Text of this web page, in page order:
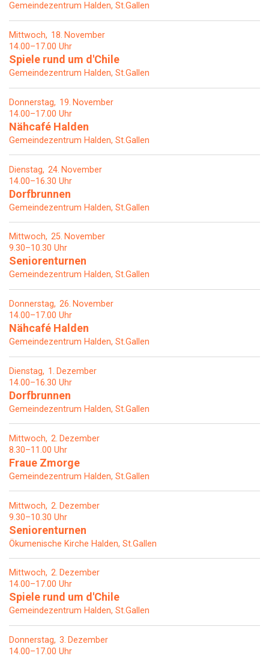
Gemeindezentrum Halden, St.Gallen
Mittwoch 18 November
14.00–17.00 Uhr
Spiele rund um d'Chile
Gemeindezentrum Halden, St.Gallen
Donnerstag 19 November
14.00–17.00 Uhr
Nähcafé Halden
Gemeindezentrum Halden, St.Gallen
Dienstag 24 November
14.00–16.30 Uhr
Dorfbrunnen
Gemeindezentrum Halden, St.Gallen
Mittwoch 25 November
9.30–10.30 Uhr
Seniorenturnen
Gemeindezentrum Halden, St.Gallen
Donnerstag 26 November
14.00–17.00 Uhr
Nähcafé Halden
Gemeindezentrum Halden, St.Gallen
Dienstag 1
Dezember
14.00–16.30 Uhr
Dorfbrunnen
Gemeindezentrum Halden, St.Gallen
Mittwoch 2 Dezember
8.30–11.00 Uhr
Fraue Zmorge
Gemeindezentrum Halden, St.Gallen
Mittwoch 2 Dezember
9.30–10.30 Uhr
Seniorenturnen
Ökumenische Kirche Halden, St.Gallen
Mittwoch 2 Dezember
14.00–17.00 Uhr
Spiele rund um d'Chile
Gemeindezentrum Halden, St.Gallen
Donnerstag 3 Dezember
14.00–17.00 Uhr